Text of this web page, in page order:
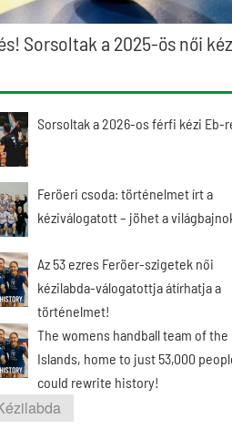
Sorsoltak a 2025-ös női
Sorsoltak a 2026-os férfi kézi Eb-
Feröeri csoda: történelmet írt a
kéziválogatott – jöhet a
Az 53 ezres Feröer-szigetek női
kézilabda-válogatottja átírhatja a
történelmet!
The womens handball team of the
Islands, home to just 53,000
could rewrite history!